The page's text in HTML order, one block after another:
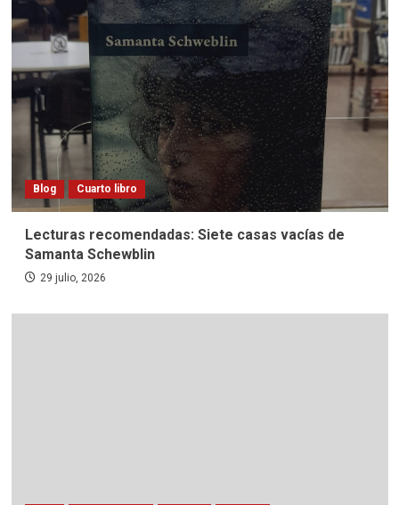
Blog Cuarto libro
Lecturas recomendadas: Siete casas vacías de
Samanta Schewblin
29 julio, 2026